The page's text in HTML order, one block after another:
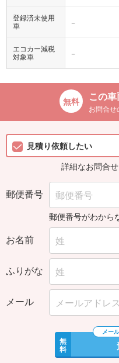
登録済未使用
車
−
エコカー減税
対象車
−
この
お問合
見積り依頼したい
詳細なお問合
郵便番号
郵便番号がわから
お名前
ふりがな
メール
無
料